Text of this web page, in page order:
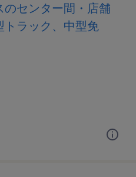
センター間・店舗
トラック、中型免